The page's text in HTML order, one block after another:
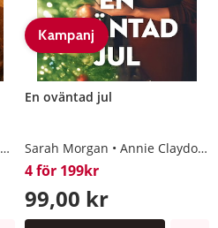
Nora Roberts
Kampanj
En oväntad jul
Sarah Morgan Annie Claydon
4 för 199kr
99,00 kr